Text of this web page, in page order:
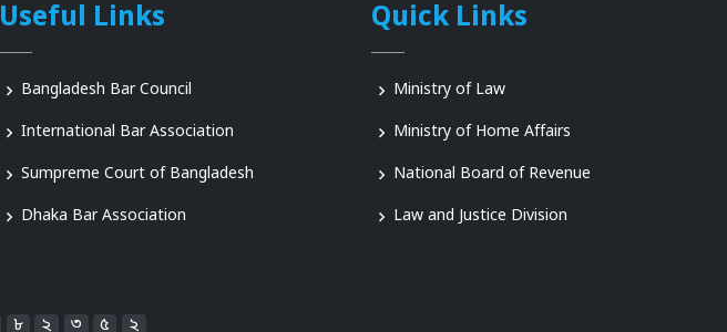
Useful Links
Bangladesh Bar Council
International Bar Association
Sumpreme Court of Bangladesh
Dhaka Bar Association
Quick Links
Ministry of Law
Ministry of Home Affairs
National Board of Revenue
Law and Justice Division
৮ ২ ৩ ৫ ২